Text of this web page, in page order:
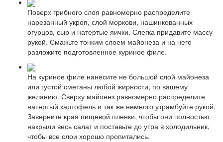
Поверх грибного слоя равномерно распределите
нарезанный укроп, слой моркови, нашинкованных
огурцов, сыр и натертые яички. Слегка придавите массу
рукой. Смажьте тонким слоем майонеза и на него
разложите подготовленное куриное филе.
На куриное филе нанесите не большой слой майонеза
или густой сметаны любой жирности, по вашему
желанию. Сверху майонез равномерно распределите
натертый картофель и так же немного утрамбуйте рукой.
Заверните края пищевой пленки, чтобы они полностью
накрыли весь салат и поставьте до утра в холодильник,
чтобы все слои хорошо пропитались.